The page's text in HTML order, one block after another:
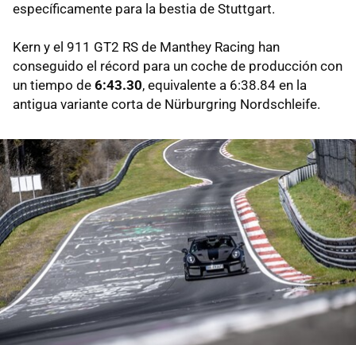
específicamente para la bestia de Stuttgart.
Kern y el 911 GT2 RS de Manthey Racing han
conseguido el récord para un coche de producción con
un tiempo de 6:43.30, equivalente a 6:38.84 en la
antigua variante corta de Nürburgring Nordschleife.